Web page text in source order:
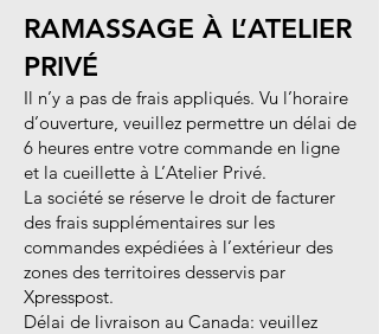
RAMASSAGE À L’ATELIER
PRIVÉ
Il n’y a pas de frais appliqués. Vu l’horaire
d’ouverture, veuillez permettre un délai de
6 heures entre votre commande en ligne
et la cueillette à L’Atelier Privé.
La société se réserve le droit de facturer
des frais supplémentaires sur les
commandes expédiées à l’extérieur des
zones des territoires desservis par
Xpresspost.
Délai de livraison au Canada: veuillez